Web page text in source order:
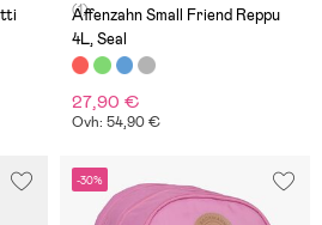
(1)
Affenzahn Small Friend Reppu
4L, Seal
27,90 €
Ovh: 54,90 €
-30%